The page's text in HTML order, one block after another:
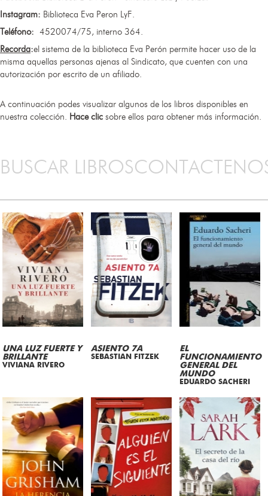
Instagram: Biblioteca Eva Peron LyF.
Teléfono: 4520074/75, interno 364.
Recorda:el sistema de la biblioteca Eva Perón permite hacer uso de la
misma aquellas personas ajenas al Sindicato, que cuenten con una
autorización por escrito de un afiliado.
A continuación podes visualizar algunos de los libros disponibles en
nuestra colección. Hace clic sobre ellos para obtener más información.
BUSCAR LIBROS
UNA LUZ FUERTE Y
BRILLANTE
VIVIANA RIVERO
ASIENTO 7A
SEBASTIAN FITZEK
EL
FUNCIONAMIENTO
GENERAL DEL
MUNDO
EDUARDO SACHERI